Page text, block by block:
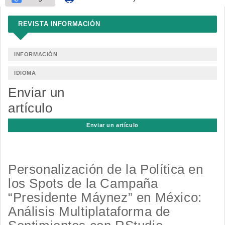
REVISTA INFORMACIÓN
INFORMACIÓN
IDIOMA
Enviar un
artículo
Enviar un artículo
Personalización de la Política en
los Spots de la Campaña
“Presidente Máynez” en México:
Análisis Multiplataforma de